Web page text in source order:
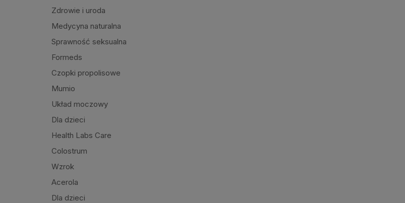
Zdrowie i uroda
Medycyna naturalna
Sprawność seksualna
Formeds
Czopki propolisowe
Mumio
Układ moczowy
Dla dzieci
Health Labs Care
Colostrum
Wzrok
Acerola
Dla dzieci